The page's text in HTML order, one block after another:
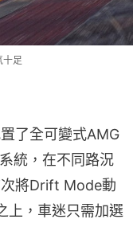
足
了全可變式AMG
統，在不同路況
將Drift Mode動
上，車迷只需加選